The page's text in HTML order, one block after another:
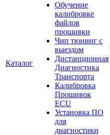
Каталог
Обучение
калибровке
файлов
прошивки
Чип тюнинг с
выездом
Дистанционная
Диагностика
Транспорта
Калибровка
Прошивок
ECU
Установка ПО
для
диагностики